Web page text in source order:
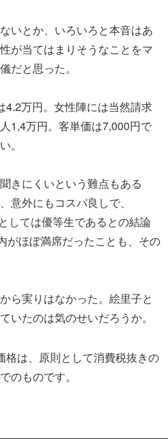
いとか、いろいろと本音はあ
が当てはまりそうなことをマ
だと思った。
4.2万円。女性陣には当然請求
1,4万円。客単価は7,000円で
。
きにくいという難点もある
意外にもコスパ良しで、
しては優等生であるとの結論
がほぼ満席だったことも、その
ら実りはなかった。絵里子と
いたのは気のせいだろうか。
格は、原則として消費税抜きの
のものです。